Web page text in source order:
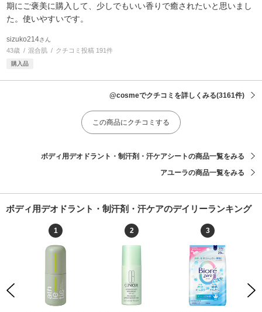
期にご褒美に購入して、少しでもいい香りで癒されたいと思いまし
た。使いやすいです。
sizuko214さん
43歳 混合肌 クチコミ投稿 191件
購入品
@cosmeでクチコミを詳しくみる(3161件)
この商品にクチコミする
ボディ用デオドラント・制汗剤・汗ケアシートの商品一覧をみる
アユーラの商品一覧をみる
ボディ用デオドラント・制汗剤・汗ケアのデイリーランキング
Previous
1 2 3
Next